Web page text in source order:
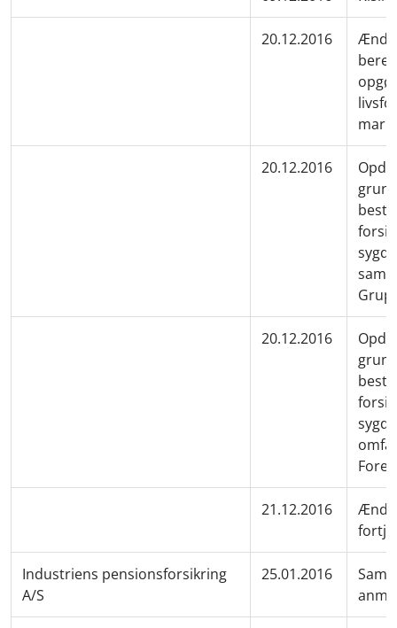
20.12.2016
20.12.2016
20.12.2016
21.12.2016
Industriens pensionsforsikring
A/S
25.01.2016